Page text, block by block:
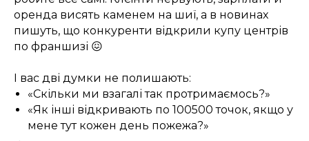
оренда висять каменем на шиї, а в новинах
пишуть, що конкуренти відкрили купу центрів
по франшизі 😖
І вас дві думки не полишають:
«Скільки ми взагалі так протримаємось?»
«Як інші відкривають по 100500 точок, якщо у
мене тут кожен день пожежа?»